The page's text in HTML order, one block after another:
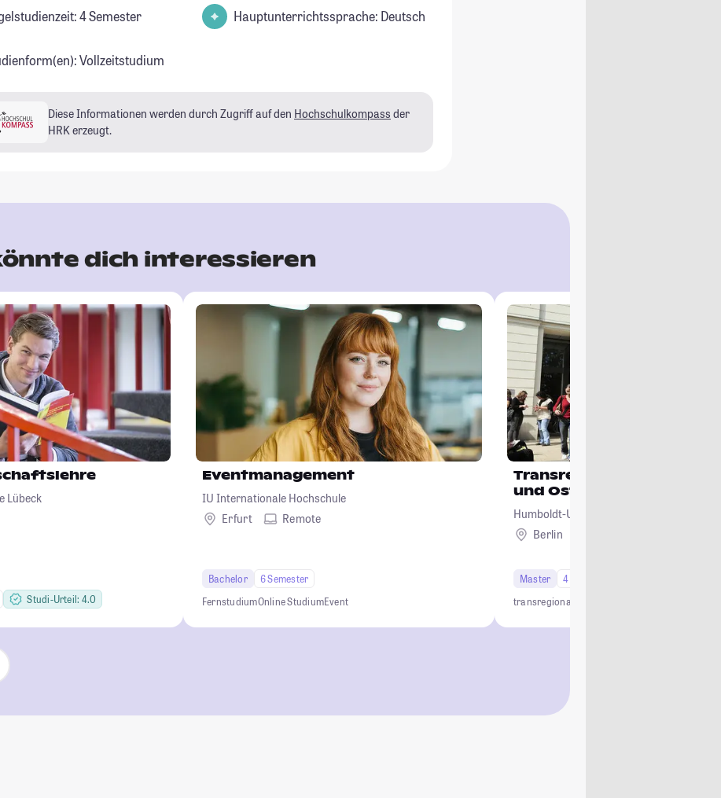
4 Semester
Vollzeitstudium
Hauptunterrichtssprache: Deutsch
Diese Informationen werden durch Zugriff auf den Hochschulkompass der
HRK erzeugt.
dich interessieren
Lübeck
Studi-Urteil: 4.0
Eventmanagement
IU Internationale Hochschule
Erfurt
Remote
Bachelor
6 Semester
FernstudiumOnline StudiumEvent
Transregionale Studien
und Osteuropa)
Humboldt-Universität zu Berlin
Berlin
Master
4 Semester
transregional